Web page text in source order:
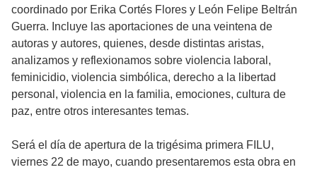
coordinado por Erika Cortés Flores y León Felipe Beltrán
Guerra. Incluye las aportaciones de una veintena de
autoras y autores, quienes, desde distintas aristas,
analizamos y reflexionamos sobre violencia laboral,
feminicidio, violencia simbólica, derecho a la libertad
personal, violencia en la familia, emociones, cultura de
paz, entre otros interesantes temas.
Será el día de apertura de la trigésima primera FILU,
viernes 22 de mayo, cuando presentaremos esta obra en